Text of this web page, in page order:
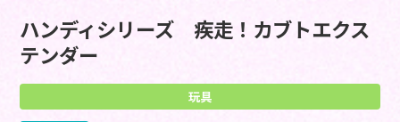
ハンディシリーズ 疾走！カブトエクス
テンダー
玩具